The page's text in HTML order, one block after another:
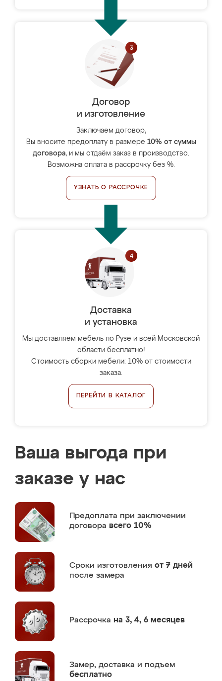
Договор
и изготовление
Заключаем договор,
Вы вносите предоплату в размере 10% от суммы
договора, и мы отдаём заказ в производство.
Возможна оплата в рассрочку без %.
УЗНАТЬ О РАССРОЧКЕ
Доставка
и установка
Мы доставляем мебель по Рузе и всей Московской
области бесплатно!
Стоимость сборки мебели: 10% от стоимости
заказа.
ПЕРЕЙТИ В КАТАЛОГ
Ваша выгода при
заказе у нас
Предоплата при заключении
договора всего 10%
Сроки изготовления от 7 дней
после замера
Рассрочка на 3, 4, 6 месяцев
Замер, доставка и подъем
бесплатно